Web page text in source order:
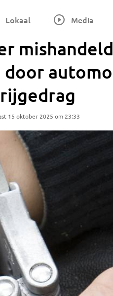
Lokaal Media
15 oktober 2025 om 23:33